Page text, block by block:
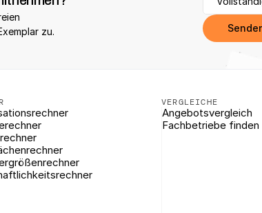
zu.
VERGLEICHE
Angebotsvergleich
Fachbetriebe finden